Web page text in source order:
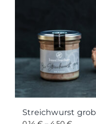
Streichwurst grob